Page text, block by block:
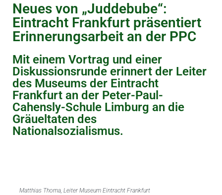
Neues von „Juddebube“:
Eintracht Frankfurt präsentiert
Erinnerungsarbeit an der PPC
Mit einem Vortrag und einer
Diskussionsrunde erinnert der Leiter
des Museums der Eintracht
Frankfurt an der Peter-Paul-
Cahensly-Schule Limburg an die
Gräueltaten des
Nationalsozialismus.
Matthias Thoma, Leiter Museum Eintracht Frankfurt